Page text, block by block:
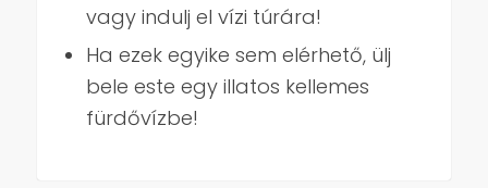
vagy indulj el vízi túrára!
Ha ezek egyike sem elérhető, ülj
bele este egy illatos kellemes
fürdővízbe!